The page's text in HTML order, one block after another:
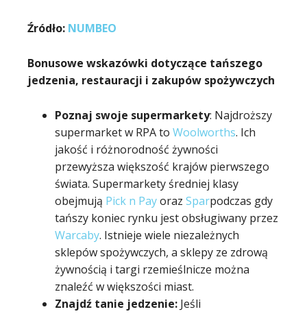
Źródło: NUMBEO
Bonusowe wskazówki dotyczące tańszego
jedzenia, restauracji i zakupów spożywczych
Poznaj swoje supermarkety: Najdroższy
supermarket w RPA to Woolworths. Ich
jakość i różnorodność żywności
przewyższa większość krajów pierwszego
świata. Supermarkety średniej klasy
obejmują Pick n Payoraz Sparpodczas gdy
tańszy koniec rynku jest obsługiwany przez
Warcaby. Istnieje wiele niezależnych
sklepów spożywczych, a sklepy ze zdrową
żywnością i targi rzemieślnicze można
znaleźć w większości miast.
Znajdź tanie jedzenie: Jeśli